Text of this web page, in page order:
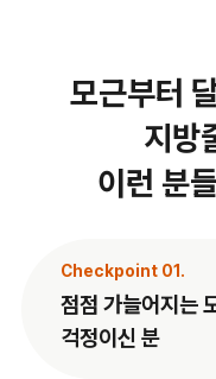
모근부터
지방
이런 분
Checkpoint 01.
점점 가늘어지는
걱정이신 분